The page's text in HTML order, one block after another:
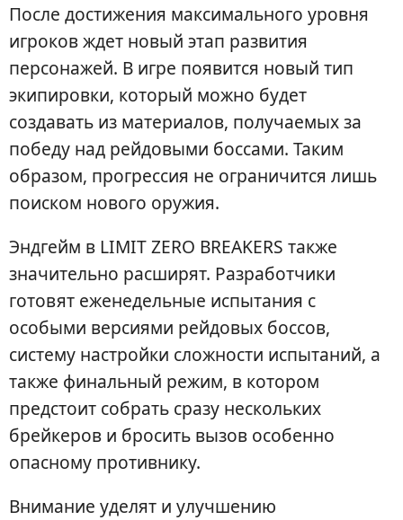
После достижения максимального уровня
игроков ждет новый этап развития
персонажей. В игре появится новый тип
экипировки, который можно будет
создавать из материалов, получаемых за
победу над рейдовыми боссами. Таким
образом, прогрессия не ограничится лишь
поиском нового оружия.
Эндгейм в LIMIT ZERO BREAKERS также
значительно расширят. Разработчики
готовят еженедельные испытания с
особыми версиями рейдовых боссов,
систему настройки сложности испытаний, а
также финальный режим, в котором
предстоит собрать сразу нескольких
брейкеров и бросить вызов особенно
опасному противнику.
Внимание уделят и улучшению